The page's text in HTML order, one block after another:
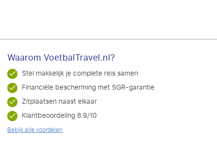
Waarom VoetbalTravel.nl?
Stel makkelijk je complete reis samen
Financiële bescherming met SGR-garantie
Zitplaatsen naast elkaar
Klantbeoordeling 8.9/10
Bekijk alle voordelen